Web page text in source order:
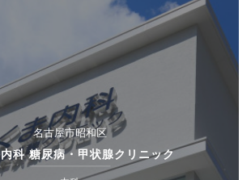
名古屋市昭和区
科 糖尿病・甲状腺クリニック